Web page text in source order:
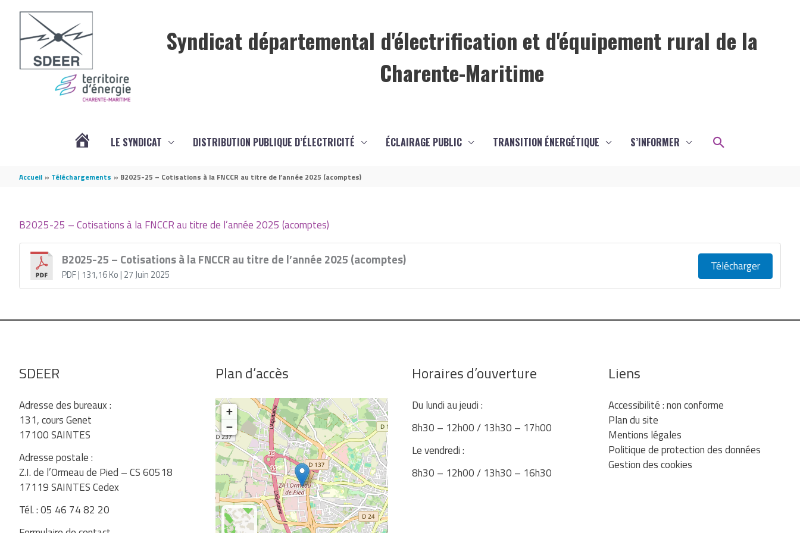
Syndicat départemental d'électrification et d'équipement rural de la
Charente-Maritime
LE SYNDICAT DISTRIBUTION PUBLIQUE D’ÉLECTRICITÉ ÉCLAIRAGE PUBLIC TRANSITION ÉNERGÉTIQUE S’INFORMER Rechercher
Accueil Téléchargements B2025-25 – Cotisations à la FNCCR au titre de l’année 2025 (acomptes)
B2025-25 – Cotisations à la FNCCR au titre de l’année 2025 (acomptes)
B2025-25 – Cotisations à la FNCCR au titre de l’année 2025 (acomptes)
PDF| 131,16 Ko | 27 Juin 2025
Télécharger
SDEER
Adresse des bureaux :
131, cours Genet
17100 SAINTES
Adresse postale :
Z.I. de l’Ormeau de Pied – CS 60518
17119 SAINTES Cedex
Tél. : 05 46 74 82 20
Plan d’accès
+
−
Horaires d’ouverture
Du lundi au jeudi :
8h30 – 12h00 / 13h30 – 17h00
Le vendredi :
8h30 – 12h00 / 13h30 – 16h30
Liens
Accessibilité : non conforme
Plan du site
Mentions légales
Politique de protection des données
Gestion des cookies